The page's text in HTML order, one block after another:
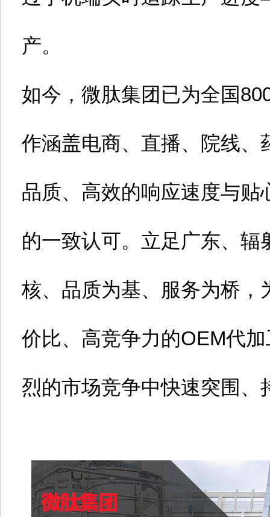
产。
如今，微肽集团已为全国
作涵盖电商、直播、院线
品质、高效的响应速度与
的一致认可。立足广东、
核、品质为基、服务为桥
价比、高竞争力的OEM代
烈的市场竞争中快速突围、